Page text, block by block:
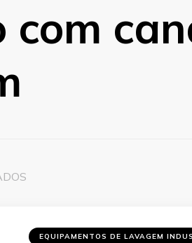
com
EQUIPAMENTOS DE LAVAGEM